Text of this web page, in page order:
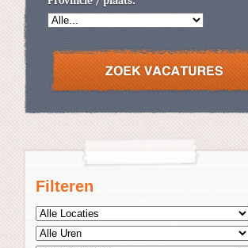
Filteren